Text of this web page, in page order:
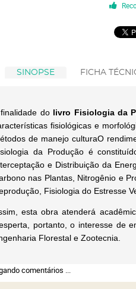
SINOPSE FICHA
do livro Fisiologia da
fisiológicas e
de manejo culturaO
da Produção é
e Distribuição da
nas Plantas, Nitrogênio e
Fisiologia do Estresse
esta obra atenderá
portanto, o interesse de
Florestal e Zootecnia.
comentários ...